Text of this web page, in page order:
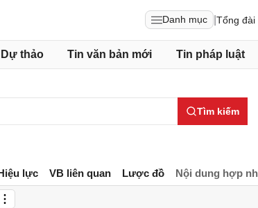
Danh mục Tổng đài
Dự thảo Tin văn bản mới Tin pháp luật
Tìm kiếm
lực VB liên quan Lược đồ Nội dung hợp